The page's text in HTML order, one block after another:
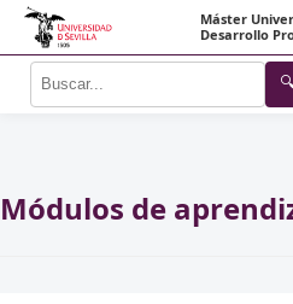
Máster
Desarrollo
Módulos de